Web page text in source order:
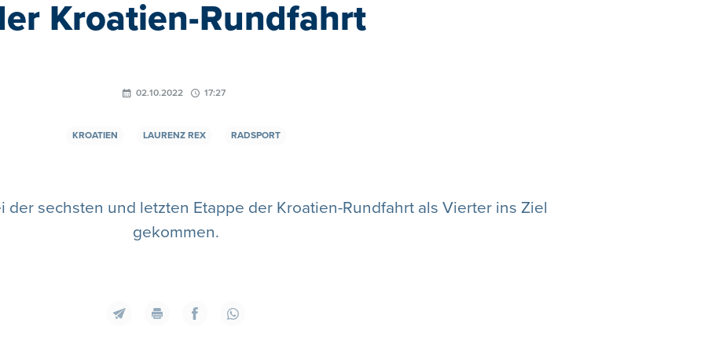
Kroatien-Rundfahrt
02.10.2022 17:27
KROATIEN LAURENZ REX RADSPORT
der sechsten und letzten Etappe der Kroatien-Rundfahrt als Vierter ins Ziel
gekommen.